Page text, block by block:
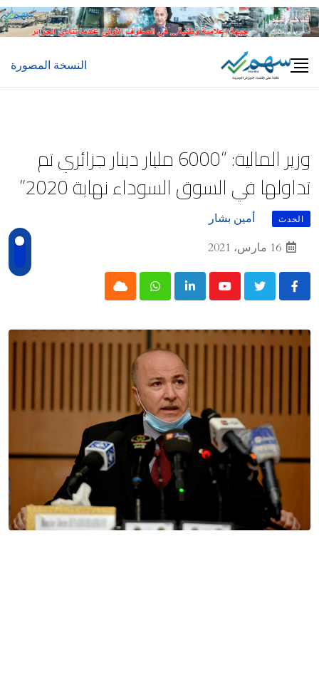
Skip
to
النسخة المصورة
وزير المالية: “6000 مليار دينار جزائري تم
تداولها في السوق السوداء نهاية 2020”
الحدث
أمين بشار
16 مارس، 2021
Youtube
LinkedIn
Whatsapp
Cloud